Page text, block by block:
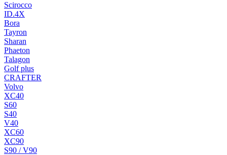
Scirocco
ID.4X
Bora
Tayron
Sharan
Phaeton
Talagon
Golf plus
CRAFTER
Volvo
XC40
S60
S40
V40
XC60
XC90
S90 / V90